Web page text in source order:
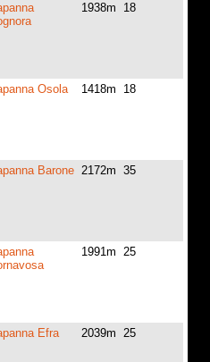
1938m 18
Osola 1418m 18
Barone 2172m 35
1991m 25
Efra 2039m 25